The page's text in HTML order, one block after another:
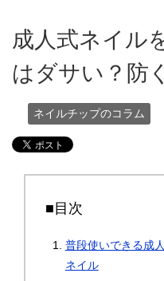
成人式ネイル
はダサい？防
ネイルチップのコラム
■目次
普段使いできる成
ネイル